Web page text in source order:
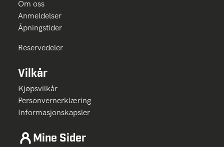
Om oss
Anmeldelser
Åpningstider
Reservedeler
Vilkår
Kjøpsvilkår
Personvernerklæring
Informasjonskapsler
Mine Sider